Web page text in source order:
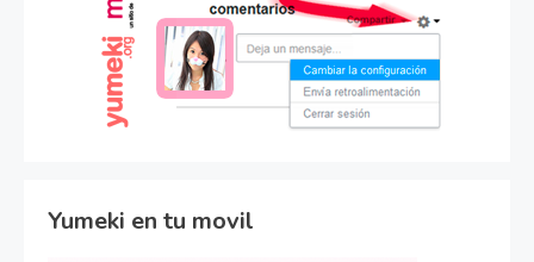
Yumeki en tu movil